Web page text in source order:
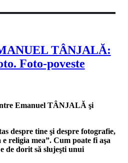
TÂNJALĂ:
Foto-poveste
Emanuel TÂNJALĂ şi
despre tine şi despre fotografie,
religia mea”. Cum poate fi aşa
de dorit să slujeşti unui